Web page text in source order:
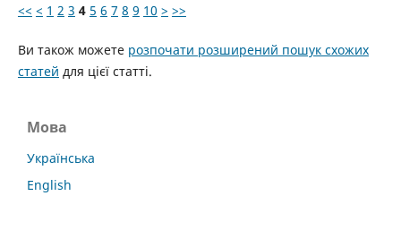
<< < 1 2 3 4 5 6 7 8 9 10 > >>
Ви також можете розпочати розширений пошук схожих
статей для цієї статті.
Мова
Українська
English